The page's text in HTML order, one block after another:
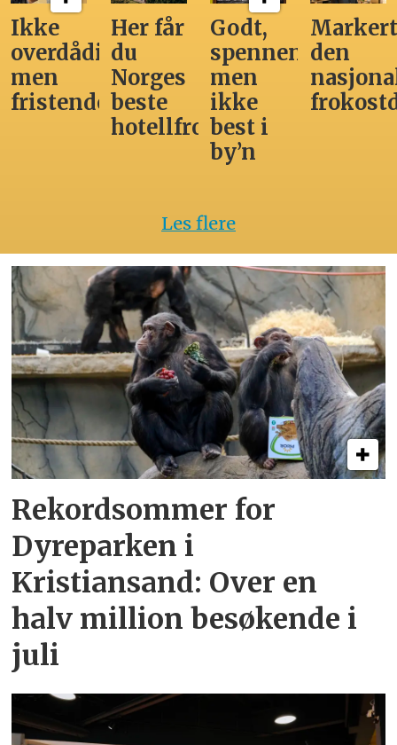
Ikke
overdådig,
men
fristende
Her får
du
Norges
beste
hotellfrokost
Godt,
spennende,
men
ikke
best i
by’n
den
Les flere
Rekordsommer for
Dyreparken i
Kristiansand: Over en
halv million besøkende i
juli